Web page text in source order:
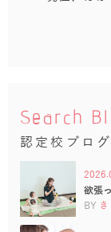
Search
認定校ブログ
欲張
BY